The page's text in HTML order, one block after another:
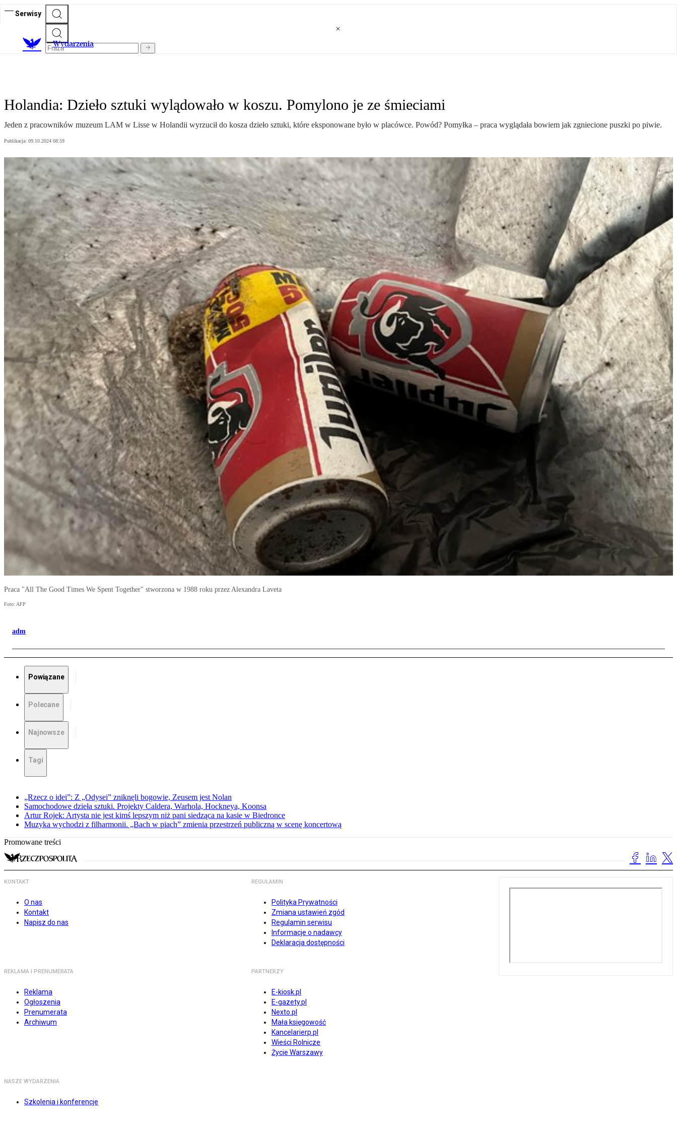
Serwisy
Wydarzenia
Holandia: Dzieło sztuki wylądowało w koszu. Pomylono je ze śmieciami
Jeden z pracowników muzeum LAM w Lisse w Holandii wyrzucił do kosza dzieło sztuki, które eksponowane było w placówce. Powód? Pomyłka – praca wyglądała bowiem jak zgniecione puszki po piwie.
Publikacja: 09.10.2024 08:59
Praca "All The Good Times We Spent Together" stworzona w 1988 roku przez Alexandra Laveta
Foto: AFP
adm
Powiązane
Polecane
Najnowsze
Tagi
„Rzecz o idei”: Z „Odysei” zniknęli bogowie, Zeusem jest Nolan
Samochodowe dzieła sztuki. Projekty Caldera, Warhola, Hockneya, Koonsa
Artur Rojek: Artysta nie jest kimś lepszym niż pani siedząca na kasie w Biedronce
Muzyka wychodzi z filharmonii. „Bach w piach” zmienia przestrzeń publiczną w scenę koncertową
Promowane treści
KONTAKT
O nas
Kontakt
Napisz do nas
REGULAMIN
Polityka Prywatności
Zmiana ustawień zgód
Regulamin serwisu
Informacje o nadawcy
Deklaracja dostępności
REKLAMA I PRENUMERATA
Reklama
Ogłoszenia
Prenumerata
Archiwum
PARTNERZY
E-kiosk.pl
E-gazety.pl
Nexto.pl
Mała księgowość
Kancelarierp.pl
Wieści Rolnicze
Życie Warszawy
NASZE WYDARZENIA
Szkolenia i konferencje